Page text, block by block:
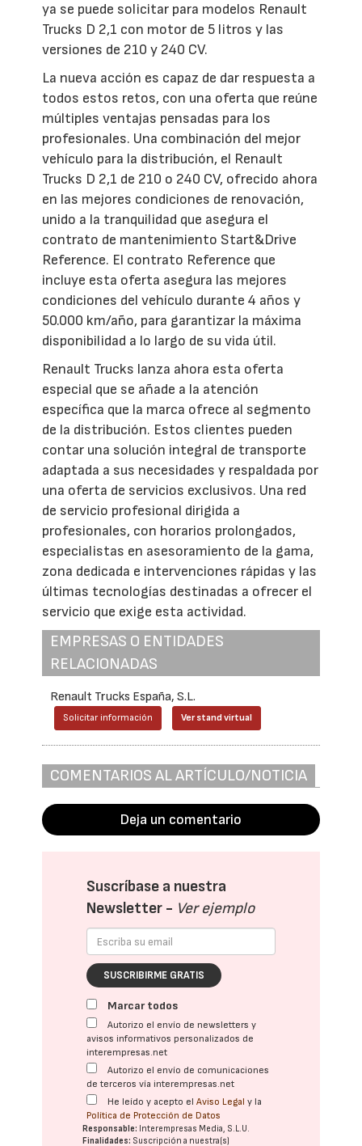
ya se puede solicitar para modelos Renault
Trucks D 2,1 con motor de 5 litros y las
versiones de 210 y 240 CV.
La nueva acción es capaz de dar respuesta a
todos estos retos, con una oferta que reúne
múltiples ventajas pensadas para los
profesionales. Una combinación del mejor
vehículo para la distribución, el Renault
Trucks D 2,1 de 210 o 240 CV, ofrecido ahora
en las mejores condiciones de renovación,
unido a la tranquilidad que asegura el
contrato de mantenimiento Start&Drive
Reference. El contrato Reference que
incluye esta oferta asegura las mejores
condiciones del vehículo durante 4 años y
50.000 km/año, para garantizar la máxima
disponibilidad a lo largo de su vida útil.
Renault Trucks lanza ahora esta oferta
especial que se añade a la atención
específica que la marca ofrece al segmento
de la distribución. Estos clientes pueden
contar una solución integral de transporte
adaptada a sus necesidades y respaldada por
una oferta de servicios exclusivos. Una red
de servicio profesional dirigida a
profesionales, con horarios prolongados,
especialistas en asesoramiento de la gama,
zona dedicada e intervenciones rápidas y las
últimas tecnologías destinadas a ofrecer el
servicio que exige esta actividad.
EMPRESAS O ENTIDADES
RELACIONADAS
Renault Trucks España, S.L.
Solicitar información Ver stand virtual
COMENTARIOS AL ARTÍCULO/NOTICIA
Deja un comentario
Suscríbase a nuestra
Newsletter - Ver ejemplo
SUSCRIBIRME GRATIS
Marcar todos
Autorizo el envío de newsletters y
avisos informativos personalizados de
interempresas.net
Autorizo el envío de comunicaciones
de terceros vía interempresas.net
He leído y acepto elAviso Legal y la
Política de Protección de Datos
Responsable: Interempresas Media, S.L.U.
Finalidades: Suscripción a nuestra(s)